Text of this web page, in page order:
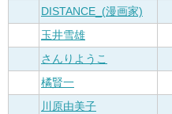
DISTANCE_(漫画家)
玉井雪雄
さんりようこ
橘賢一
川原由美子